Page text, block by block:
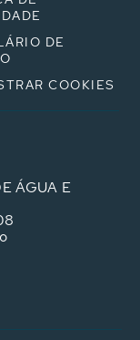
DE
COOKIES
ÁGUA E